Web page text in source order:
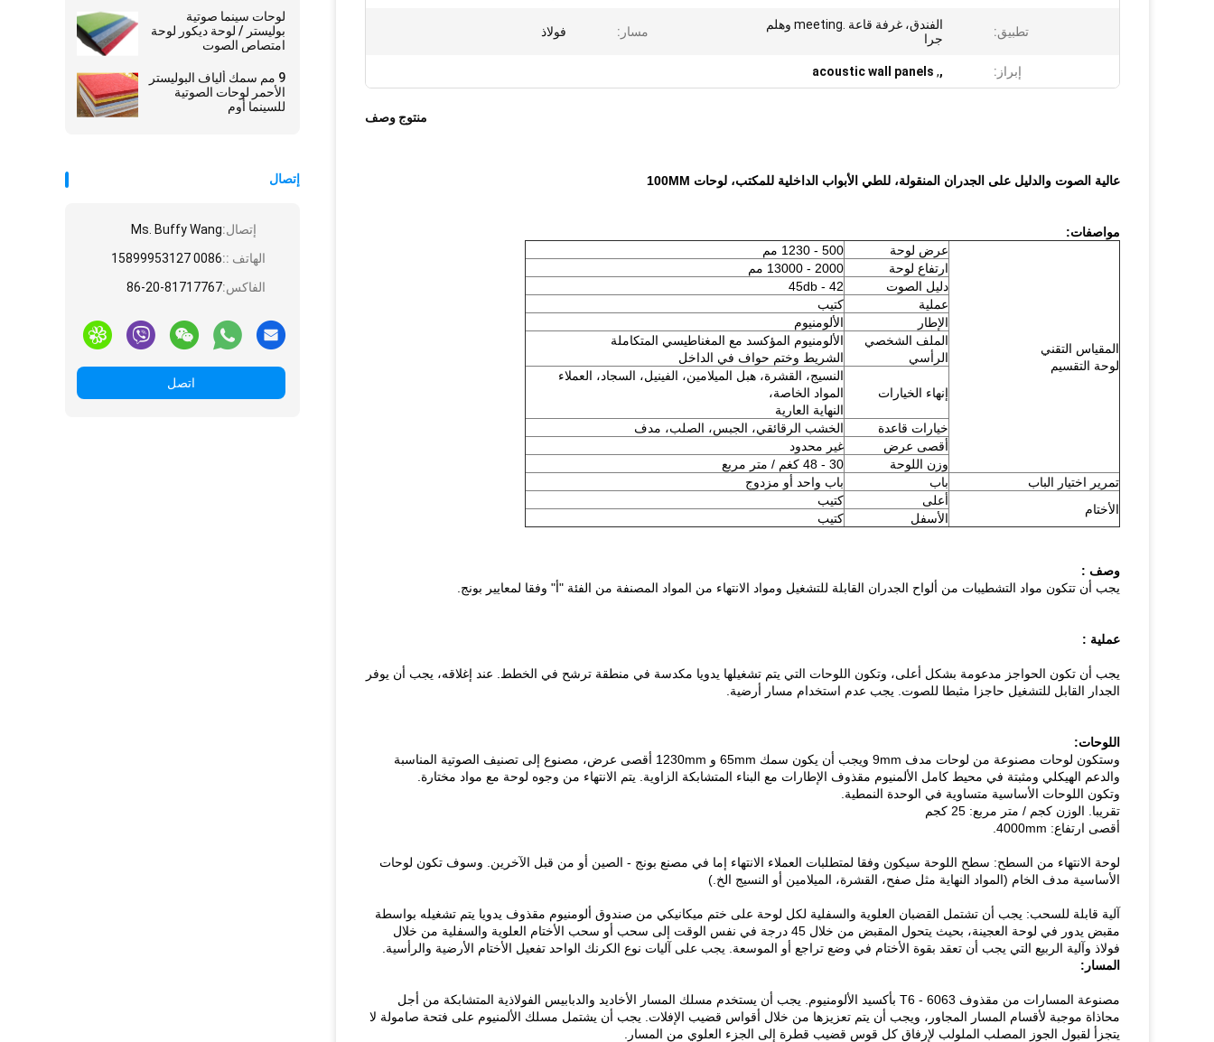
مجلس امتصاص
لوحات سينما صوتية
بوليستر / لوحة ديكور لوحة
امتصاص الصوت
9 مم سمك ألياف البوليستر
الأحمر لوحات الصوتية
للسينما أوم
إتصال
إتصال:Ms. Buffy Wang
الهاتف ::0086 15899953127
الفاكس:86-20-81717767
اتصل
تطبيق:
الفندق، غرفة قاعة .meeting وهلم
جرا
مسار: فولاذ
إبراز: ,
,
acoustic wall panels
منتوج وصف
عالية الصوت والدليل على الجدران المنقولة، للطي الأبواب الداخلية للمكتب، لوحات 100MM
مواصفات:
المقياس التقني
لوحة التقسيم
عرض لوحة
500 - 1230 مم
ارتفاع لوحة
2000 - 13000 مم
دليل الصوت
42 - 45db
عملية
كتيب
الإطار
الألومنيوم
الملف الشخصي
الرأسي
الألومنيوم المؤكسد مع المغناطيسي المتكاملة
الشريط وختم حواف في الداخل
إنهاء الخيارات
النسيج، القشرة، هبل الميلامين، الفينيل، السجاد، العملاء
المواد الخاصة،
النهاية العارية
خيارات قاعدة
الخشب الرقائقي، الجبس، الصلب، مدف
أقصى عرض
غير محدود
وزن اللوحة
30 - 48 كغم / متر مربع
تمرير اختيار الباب
باب
باب واحد أو مزدوج
الأختام
أعلى
كتيب
الأسفل
كتيب
وصف :
يجب أن تتكون مواد التشطيبات من ألواح الجدران القابلة للتشغيل ومواد الانتهاء من المواد المصنفة من الفئة "أ" وفقا لمعايير بونج.
عملية :
يجب أن تكون الحواجز مدعومة بشكل أعلى، وتكون اللوحات التي يتم تشغيلها يدويا مكدسة في منطقة ترشح في الخطط.
عند إغلاقه، يجب أن يوفر
الجدار القابل للتشغيل حاجزا مثبطا للصوت.
يجب عدم استخدام مسار أرضية.
اللوحات:
وستكون لوحات مصنوعة من لوحات مدف 9mm ويجب أن يكون سمك 65mm و 1230mm أقصى عرض، مصنوع إلى تصنيف الصوتية المناسبة
والدعم الهيكلي ومثبتة في محيط كامل الألمنيوم مقذوف الإطارات مع البناء المتشابكة الزاوية.
يتم الانتهاء من وجوه لوحة مع مواد مختارة.
وتكون اللوحات الأساسية متساوية في الوحدة النمطية.
تقريبا.
الوزن كجم / متر مربع: 25 كجم
أقصى ارتفاع: 4000mm.
لوحة الانتهاء من السطح: سطح اللوحة سيكون وفقا لمتطلبات العملاء الانتهاء إما في مصنع بونج - الصين أو من قبل الآخرين.
وسوف تكون لوحات
الأساسية مدف الخام (المواد النهاية مثل صفح، القشرة، الميلامين أو النسيج الخ.)
آلية قابلة للسحب: يجب أن تشتمل القضبان العلوية والسفلية لكل لوحة على ختم ميكانيكي من صندوق ألومنيوم مقذوف يدويا يتم تشغيله بواسطة
مقبض يدور في لوحة العجينة، بحيث يتحول المقبض من خلال 45 درجة في نفس الوقت إلى سحب أو سحب الأختام العلوية والسفلية من خلال
فولاذ وآلية الربيع التي يجب أن تعقد بقوة الأختام في وضع تراجع أو الموسعة.
يجب على آليات نوع الكرنك الواحد تفعيل الأختام الأرضية والرأسية.
المسار:
مصنوعة المسارات من مقذوف 6063 - T6 بأكسيد الألومنيوم.
يجب أن يستخدم مسلك المسار الأخاديد والدبابيس الفولاذية المتشابكة من أجل
محاذاة موجبة لأقسام المسار المجاور، ويجب أن يتم تعزيزها من خلال أقواس قضيب الإفلات.
يجب أن يشتمل مسلك الألمنيوم على فتحة صامولة لا
يتجزأ لقبول الجوز المصلب الملولب لإرفاق كل قوس قضيب قطرة إلى الجزء العلوي من المسار.